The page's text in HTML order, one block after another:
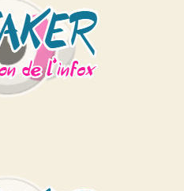
insérer
un
tampon
hygiénique
dans